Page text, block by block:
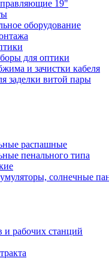
19"
оборудование
для оптики
и зачистки кабеля
заделки витой пары
распашные
пенального типа
солнечные
рабочих станций